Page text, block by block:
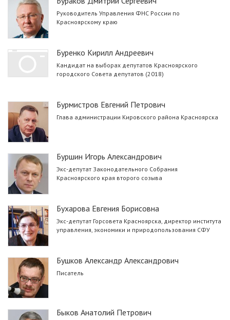
Руководитель Управления ФНС России по
Красноярскому краю
Буренко Кирилл Андреевич
Кандидат на выборах депутатов Красноярского
городского Совета депутатов (2018)
Бурмистров Евгений Петрович
Глава администрации Кировского района Красноярска
Буршин Игорь Александрович
Экс-депутат Законодательного Собрания
Красноярского края второго созыва
Бухарова Евгения Борисовна
Экс-депутат Горсовета Красноярска, директор института
управления, экономики и природопользования СФУ
Бушков Александр Александрович
Писатель
Быков Анатолий Петрович